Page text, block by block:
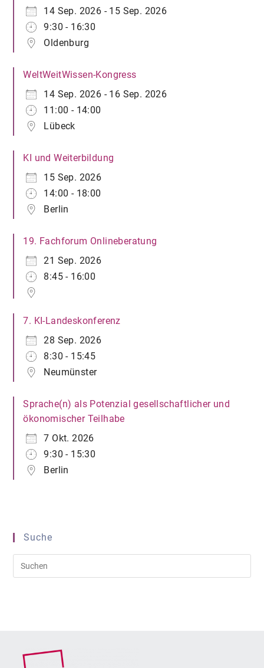
14 Sep. 2026 - 15 Sep. 2026
9:30 - 16:30
Oldenburg
WeltWeitWissen-Kongress
14 Sep. 2026 - 16 Sep. 2026
11:00 - 14:00
Lübeck
KI und Weiterbildung
15 Sep. 2026
14:00 - 18:00
Berlin
19. Fachforum Onlineberatung
21 Sep. 2026
8:45 - 16:00
7. KI-Landeskonferenz
28 Sep. 2026
8:30 - 15:45
Neumünster
Sprache(n) als Potenzial gesellschaftlicher und
ökonomischer Teilhabe
7 Okt. 2026
9:30 - 15:30
Berlin
Suche